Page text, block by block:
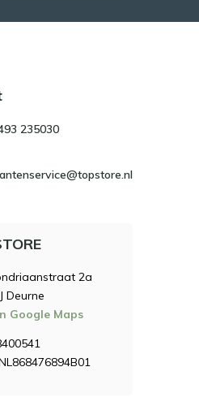
235030
2a
Deurne
Google Maps